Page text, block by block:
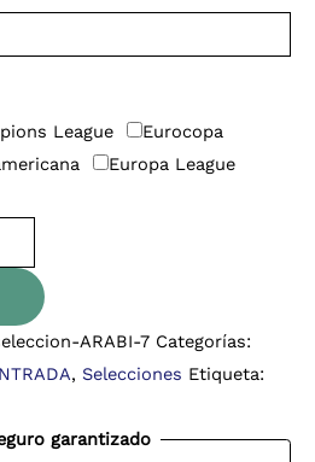
League
Eurocopa
Europa League
ARABI-7 Categorías:
, Selecciones Etiqueta:
garantizado